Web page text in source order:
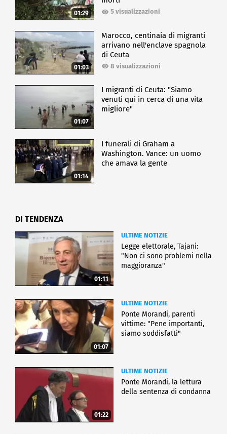
01:29 5 visualizzazioni
01:03
Marocco, centinaia di migranti
arrivano nell'enclave spagnola
di Ceuta
8 visualizzazioni
01:07
I migranti di Ceuta: "Siamo
venuti qui in cerca di una vita
migliore"
01:14
I funerali di Graham a
Washington. Vance: un uomo
che amava la gente
DI TENDENZA
01:11
ULTIME NOTIZIE
Legge elettorale, Tajani:
"Non ci sono problemi nella
maggioranza"
01:07
ULTIME NOTIZIE
Ponte Morandi, parenti
vittime: "Pene importanti,
siamo soddisfatti"
01:22
ULTIME NOTIZIE
Ponte Morandi, la lettura
della sentenza di condanna